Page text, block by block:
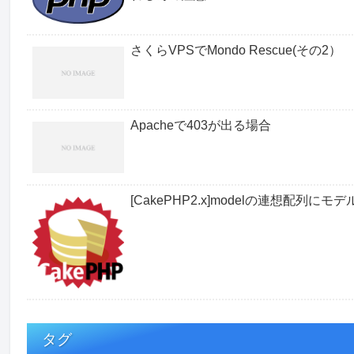
さくらVPSでMondo Rescue(その2）
Apacheで403が出る場合
[CakePHP2.x]modelの連想配列にモデ
タグ